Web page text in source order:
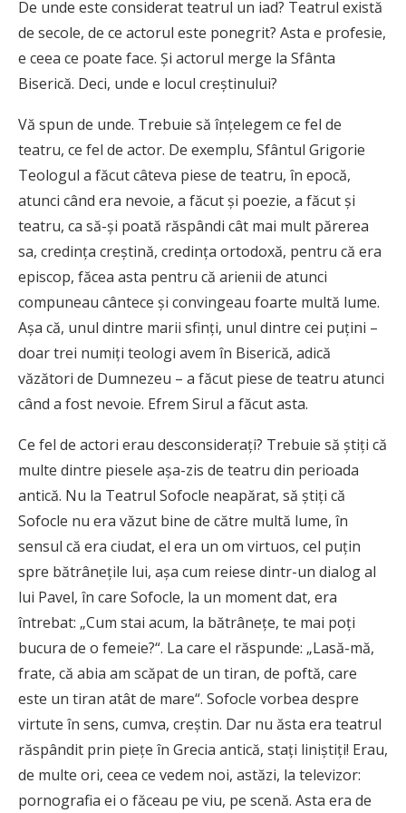
De unde este considerat teatrul un iad? Teatrul există
de secole, de ce actorul este ponegrit? Asta e profesie,
e ceea ce poate face. Şi actorul merge la Sfânta
Biserică. Deci, unde e locul creştinului?
Vă spun de unde. Trebuie să înţelegem ce fel de
teatru, ce fel de actor. De exemplu, Sfântul Grigorie
Teologul a făcut câteva piese de teatru, în epocă,
atunci când era nevoie, a făcut şi poezie, a făcut şi
teatru, ca să-şi poată răspândi cât mai mult părerea
sa, credinţa creştină, credinţa ortodoxă, pentru că era
episcop, făcea asta pentru că arienii de atunci
compuneau cântece şi convingeau foarte multă lume.
Aşa că, unul dintre marii sfinţi, unul dintre cei puţini –
doar trei numiţi teologi avem în Biserică, adică
văzători de Dumnezeu – a făcut piese de teatru atunci
când a fost nevoie. Efrem Sirul a făcut asta.
Ce fel de actori erau desconsideraţi? Trebuie să ştiţi că
multe dintre piesele aşa-zis de teatru din perioada
antică. Nu la Teatrul Sofocle neapărat, să ştiţi că
Sofocle nu era văzut bine de către multă lume, în
sensul că era ciudat, el era un om virtuos, cel puţin
spre bătrâneţile lui, aşa cum reiese dintr-un dialog al
lui Pavel, în care Sofocle, la un moment dat, era
întrebat: „Cum stai acum, la bătrâneţe, te mai poţi
bucura de o femeie?“. La care el răspunde: „Lasă-mă,
frate, că abia am scăpat de un tiran, de poftă, care
este un tiran atât de mare“. Sofocle vorbea despre
virtute în sens, cumva, creştin. Dar nu ăsta era teatrul
răspândit prin pieţe în Grecia antică, staţi liniştiţi! Erau,
de multe ori, ceea ce vedem noi, astăzi, la televizor:
pornografia ei o făceau pe viu, pe scenă. Asta era de